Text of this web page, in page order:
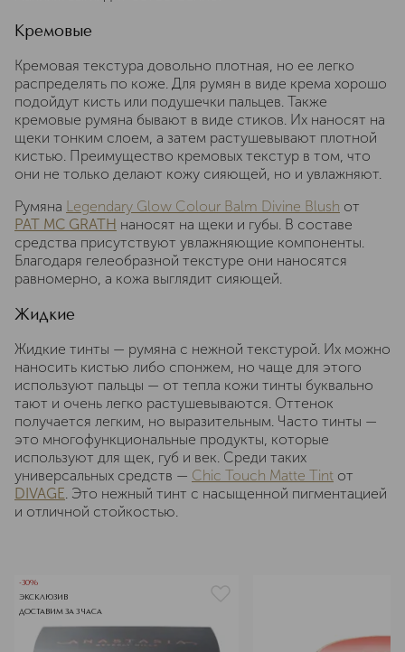
Кремовые
Кремовая текстура довольно плотная, но ее легко
распределять по коже. Для румян в виде крема хорошо
подойдут кисть или подушечки пальцев. Также
кремовые румяна бывают в виде стиков. Их наносят на
щеки тонким слоем, а затем растушевывают плотной
кистью. Преимущество кремовых текстур в том, что
они не только делают кожу сияющей, но и увлажняют.
Румяна Legendary Glow Colour Balm Divine Blush от
PAT MC GRATH наносят на щеки и губы. В составе
средства присутствуют увлажняющие компоненты.
Благодаря гелеобразной текстуре они наносятся
равномерно, а кожа выглядит сияющей.
Жидкие
Жидкие тинты — румяна с нежной текстурой. Их можно
наносить кистью либо спонжем, но чаще для этого
используют пальцы — от тепла кожи тинты буквально
тают и очень легко растушевываются. Оттенок
получается легким, но выразительным. Часто тинты —
это многофункциональные продукты, которые
используют для щек, губ и век. Среди таких
универсальных средств — Chic Touch Matte Tint от
DIVAGE . Это нежный тинт с насыщенной пигментацией
и отличной стойкостью.
-30%
ЭКСКЛЮЗИВ
ДОСТАВИМ ЗА 3 ЧАСА